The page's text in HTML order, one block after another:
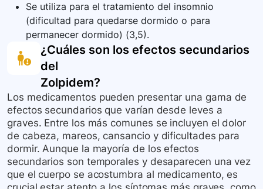
Se utiliza para el tratamiento del insomnio
(dificultad para quedarse dormido o para
permanecer dormido) (3,5).
¿Cuáles son los efectos secundarios
del
Zolpidem?
Los medicamentos pueden presentar una gama de
efectos secundarios que varían desde leves a
graves. Entre los más comunes se incluyen el dolor
de cabeza, mareos, cansancio y dificultades para
dormir. Aunque la mayoría de los efectos
secundarios son temporales y desaparecen una vez
que el cuerpo se acostumbra al medicamento, es